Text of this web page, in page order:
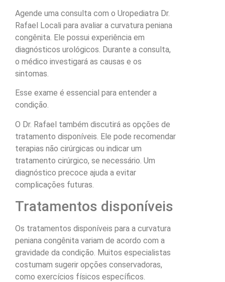
Agende uma consulta com o Uropediatra Dr.
Rafael Locali para avaliar a curvatura peniana
congênita. Ele possui experiência em
diagnósticos urológicos. Durante a consulta,
o médico investigará as causas e os
sintomas.
Esse exame é essencial para entender a
condição.
O Dr. Rafael também discutirá as opções de
tratamento disponíveis. Ele pode recomendar
terapias não cirúrgicas ou indicar um
tratamento cirúrgico, se necessário. Um
diagnóstico precoce ajuda a evitar
complicações futuras.
Tratamentos disponíveis
Os tratamentos disponíveis para a curvatura
peniana congênita variam de acordo com a
gravidade da condição. Muitos especialistas
costumam sugerir opções conservadoras,
como exercícios físicos específicos.